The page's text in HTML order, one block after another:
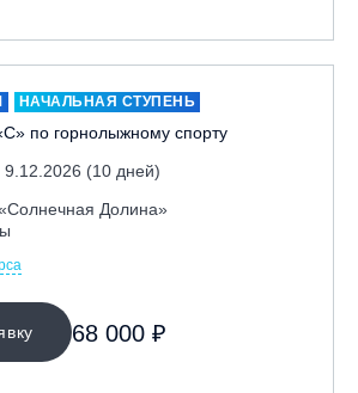
Трэк»
Дундича 19/15
ВГК «Лисья Гора»
ГК Леонида Тягачёва
ГЛК «Красная Горка»
п. Чулково, ГК «Гая Северина»
Сергиев Посад, вейк парк Boardberry
обл., СК «Хабарское»
«Горский»
НАЧАЛЬНАЯ СТУПЕНЬ
по горнолыжному спорту
(10 дней)
Долина»
68 000 ₽